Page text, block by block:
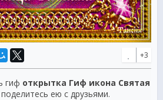
+3
гиф открытка Гиф икона Святая
ею с друзьями.